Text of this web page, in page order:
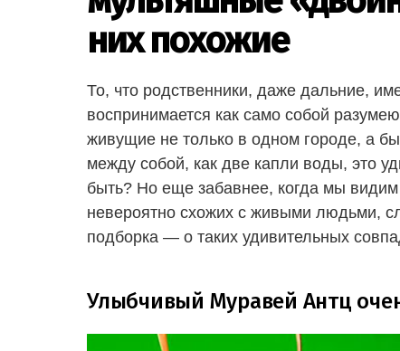
них похожие
То, что родственники, даже дальние,
воспринимается как само собой
живущие не только в одном городе, а
между собой, как две капли воды, это
быть? Но еще забавнее, когда мы
невероятно схожих с живыми людьми,
подборка — о таких удивительных
Улыбчивый Муравей Антц